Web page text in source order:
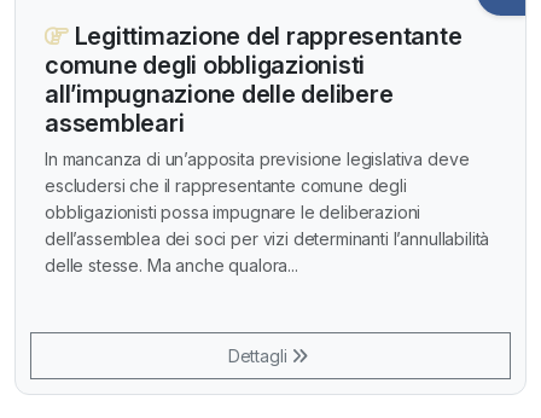
Legittimazione del rappresentante
comune degli obbligazionisti
all’impugnazione delle delibere
assembleari
In mancanza di un’apposita previsione legislativa deve
escludersi che il rappresentante comune degli
obbligazionisti possa impugnare le deliberazioni
dell’assemblea dei soci per vizi determinanti l’annullabilità
delle stesse. Ma anche qualora...
Dettagli